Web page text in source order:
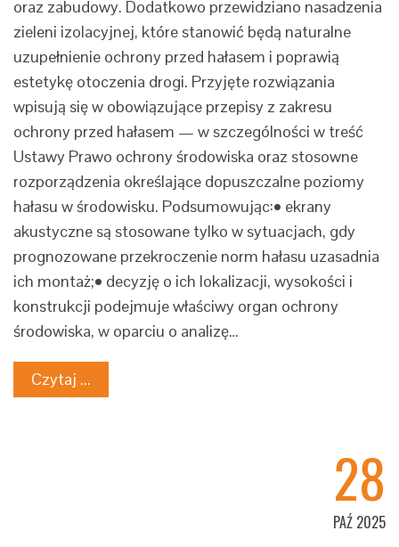
oraz zabudowy. Dodatkowo przewidziano nasadzenia
zieleni izolacyjnej, które stanowić będą naturalne
uzupełnienie ochrony przed hałasem i poprawią
estetykę otoczenia drogi. Przyjęte rozwiązania
wpisują się w obowiązujące przepisy z zakresu
ochrony przed hałasem — w szczególności w treść
Ustawy Prawo ochrony środowiska oraz stosowne
rozporządzenia określające dopuszczalne poziomy
hałasu w środowisku. Podsumowując:• ekrany
akustyczne są stosowane tylko w sytuacjach, gdy
prognozowane przekroczenie norm hałasu uzasadnia
ich montaż;• decyzję o ich lokalizacji, wysokości i
konstrukcji podejmuje właściwy organ ochrony
środowiska, w oparciu o analizę…
Czytaj ...
28
PAŹ 2025